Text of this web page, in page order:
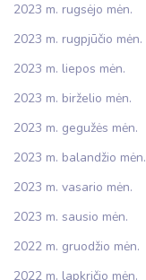
2023 m. rugsėjo mėn.
2023 m. rugpjūčio mėn.
2023 m. liepos mėn.
2023 m. birželio mėn.
2023 m. gegužės mėn.
2023 m. balandžio mėn.
2023 m. vasario mėn.
2023 m. sausio mėn.
2022 m. gruodžio mėn.
2022 m. lapkričio mėn.